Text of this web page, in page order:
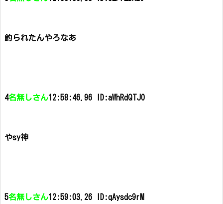
釣られたんやろなあ
4名無しさん12:58:46.96 ID:aWhRdQTJ0
やsy神
5名無しさん12:59:03.26 ID:qAysdc9rM